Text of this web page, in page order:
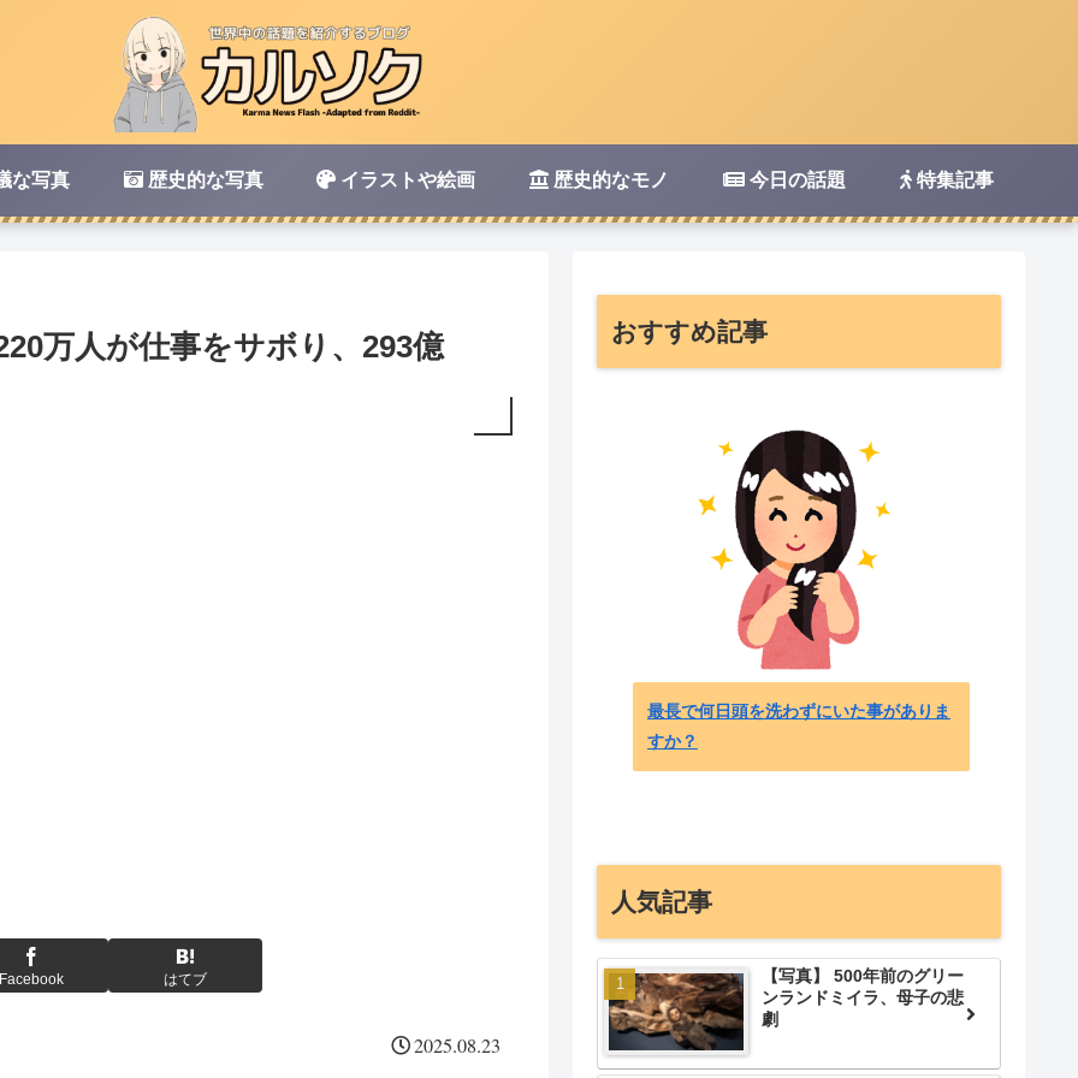
な写真 歴史的な写真 イラストや絵画 歴史的なモノ 今日の話題 特集記事
万人が仕事をサボり、293億
Facebook はてブ
2025.08.23
おすすめ記事
最長で何日頭を洗わずにいた事がありま
すか？
人気記事
【写真】 500年前のグリー
ンランドミイラ、母子の悲
劇